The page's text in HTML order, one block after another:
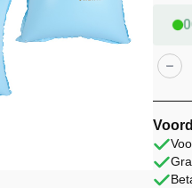
Lendo
Online
Stuks
PVC
Blauw
aantal